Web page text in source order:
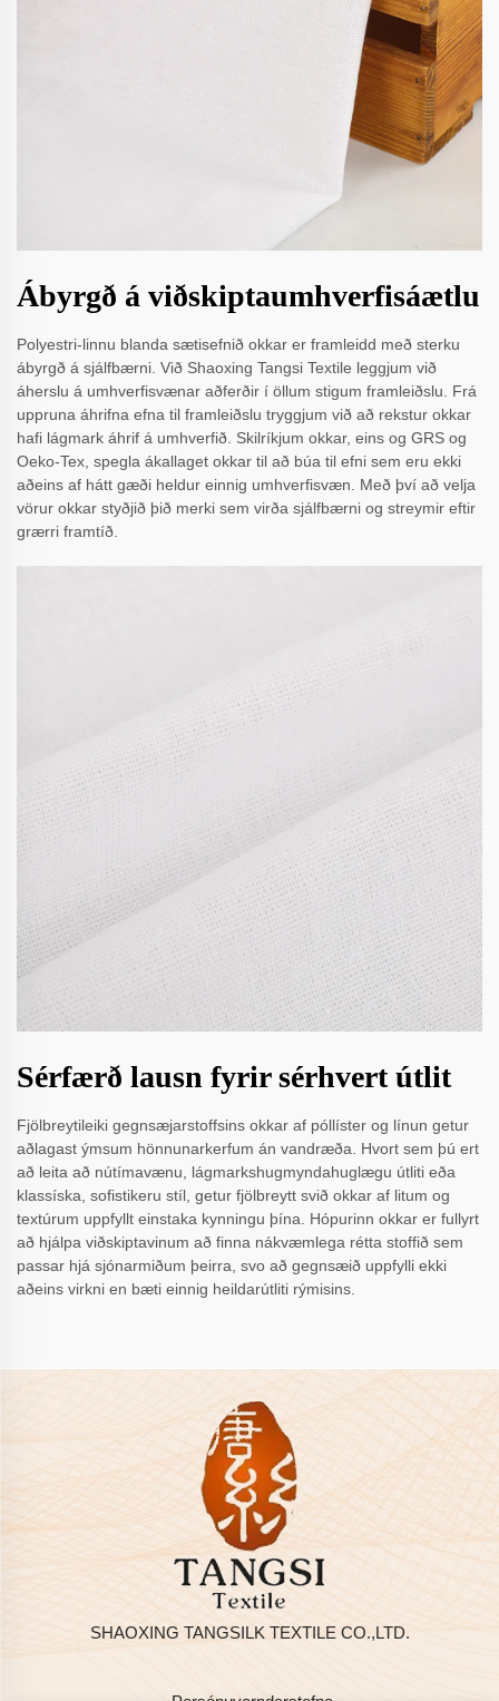
Ábyrgð á viðskiptaumhverfisáætlu
Polyestri-linnu blanda sætisefnið okkar er framleidd með sterku
ábyrgð á sjálfbærni. Við Shaoxing Tangsi Textile leggjum við
áherslu á umhverfisvænar aðferðir í öllum stigum framleiðslu. Frá
uppruna áhrifna efna til framleiðslu tryggjum við að rekstur okkar
hafi lágmark áhrif á umhverfið. Skilríkjum okkar, eins og GRS og
Oeko-Tex, spegla ákallaget okkar til að búa til efni sem eru ekki
aðeins af hátt gæði heldur einnig umhverfisvæn. Með því að velja
vörur okkar styðjið þið merki sem virða sjálfbærni og streymir eftir
grærri framtíð.
Sérfærð lausn fyrir sérhvert útlit
Fjölbreytileiki gegnsæjarstoffsins okkar af póllíster og línun getur
aðlagast ýmsum hönnunarkerfum án vandræða. Hvort sem þú ert
að leita að nútímavænu, lágmarkshugmyndahuglægu útliti eða
klassíska, sofistikeru stíl, getur fjölbreytt svið okkar af litum og
textúrum uppfyllt einstaka kynningu þína. Hópurinn okkar er fullyrt
að hjálpa viðskiptavinum að finna nákvæmlega rétta stoffið sem
passar hjá sjónarmiðum þeirra, svo að gegnsæið uppfylli ekki
aðeins virkni en bæti einnig heildarútliti rýmisins.
SHAOXING TANGSILK TEXTILE CO.,LTD.